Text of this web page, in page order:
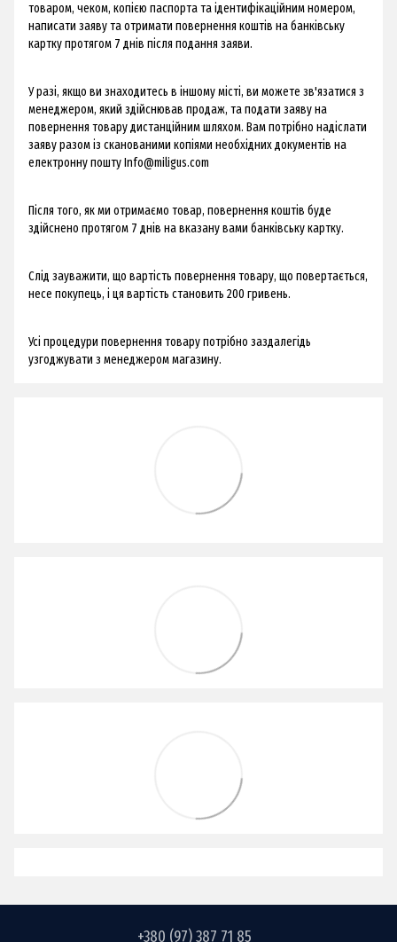
товаром, чеком, копією паспорта та ідентифікаційним номером,
написати заяву та отримати повернення коштів на банківську
картку протягом 7 днів після подання заяви.
У разі, якщо ви знаходитесь в іншому місті, ви можете зв'язатися з
менеджером, який здійснював продаж, та подати заяву на
повернення товару дистанційним шляхом. Вам потрібно надіслати
заяву разом із сканованими копіями необхідних документів на
електронну поштуInfo@miligus.com
Після того, як ми отримаємо товар, повернення коштів буде
здійснено протягом 7 днів на вказану вами банківську картку.
Слід зауважити, що вартість повернення товару, що повертається,
несе покупець, і ця вартість становить 200 гривень.
Усі процедури повернення товару потрібно заздалегідь
узгоджувати з менеджером магазину.
+380 (97) 387 71 85